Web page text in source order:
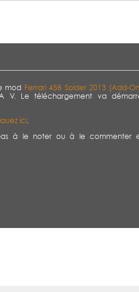
mod
Ferrari 458 Spider 2013 [Add-
V. Le téléchargement va
ici.
à le noter ou à le commenter